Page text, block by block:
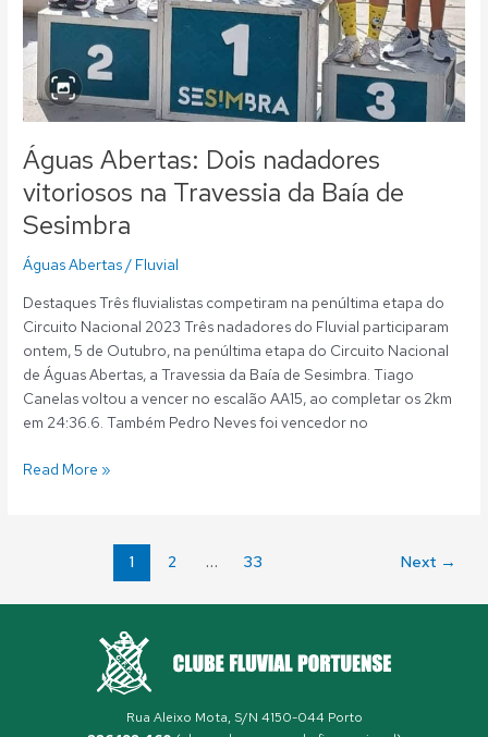
Águas Abertas: Dois nadadores
vitoriosos na Travessia da Baía de
Sesimbra
Águas Abertas/ Fluvial
Destaques Três fluvialistas competiram na penúltima etapa do
Circuito Nacional 2023 Três nadadores do Fluvial participaram
ontem, 5 de Outubro, na penúltima etapa do Circuito Nacional
de Águas Abertas, a Travessia da Baía de Sesimbra. Tiago
Canelas voltou a vencer no escalão AA15, ao completar os 2km
em 24:36.6. Também Pedro Neves foi vencedor no
Read More »
1 2 … 33 Next →
Rua Aleixo Mota, S/N 4150-044 Porto